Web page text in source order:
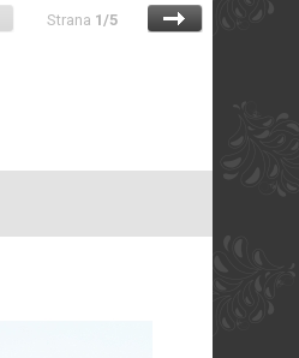
Strana 1/5